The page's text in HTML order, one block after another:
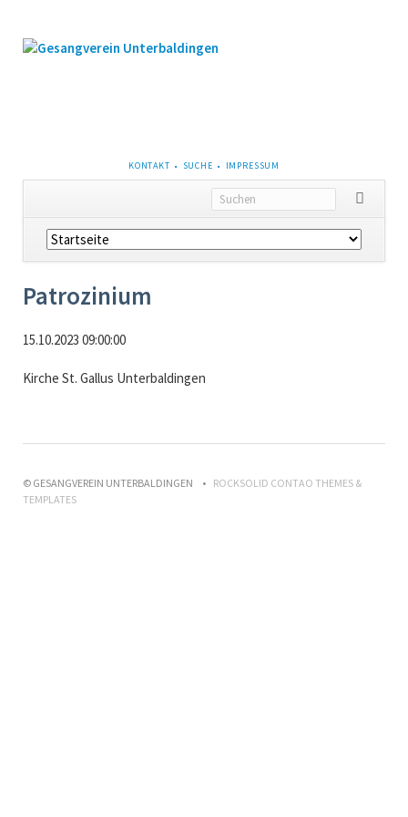
NAVIGATION
ÜBERSPRINGEN
KONTAKT SUCHE IMPRESSUM
Navigation
überspringen
Patrozinium
15.10.2023 09:00:00
Kirche St. Gallus Unterbaldingen
© GESANGVEREIN UNTERBALDINGEN
ROCKSOLID CONTAO THEMES &
TEMPLATES